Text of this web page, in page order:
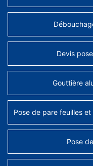
Devis
Gouttière
Pose de pare feuilles
Pose